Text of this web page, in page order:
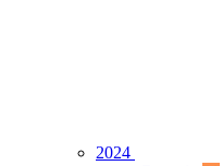
2024